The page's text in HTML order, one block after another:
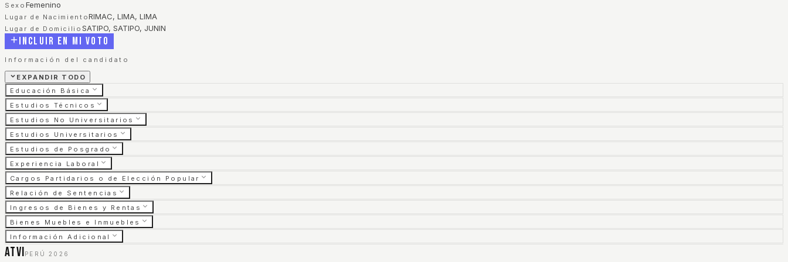
Sexo Femenino
Lugar de NacimientoRIMAC, LIMA, LIMA
Lugar de Domicilio SATIPO, SATIPO, JUNIN
Incluir en mi voto
Información del candidato
EXPANDIR TODO
Educación Básica
Estudios Técnicos
Estudios No Universitarios
Estudios Universitarios
Estudios de Posgrado
Experiencia Laboral
Cargos Partidarios o de Elección Popular
Relación de Sentencias
Ingresos de Bienes y Rentas
Bienes Muebles e Inmuebles
Información Adicional
ATVI PERÚ 2026